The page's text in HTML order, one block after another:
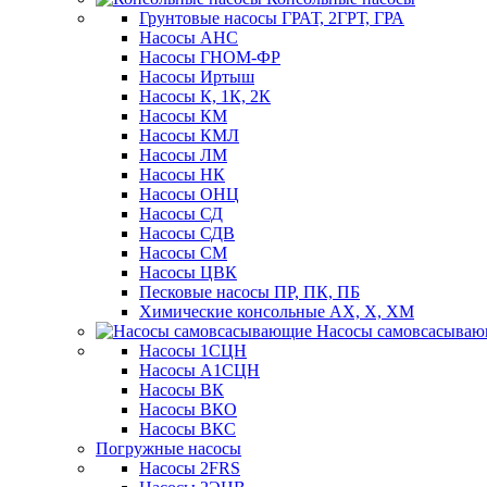
Грунтовые насосы ГРАТ, 2ГРТ, ГРА
Насосы АНС
Насосы ГНОМ-ФР
Насосы Иртыш
Насосы К, 1К, 2К
Насосы КМ
Насосы КМЛ
Насосы ЛМ
Насосы НК
Насосы ОНЦ
Насосы СД
Насосы СДВ
Насосы СМ
Насосы ЦВК
Песковые насосы ПР, ПК, ПБ
Химические консольные АХ, Х, ХМ
Насосы
Насосы 1СЦН
Насосы А1СЦН
Насосы ВК
Насосы ВКО
Насосы ВКС
Погружные насосы
Насосы 2FRS